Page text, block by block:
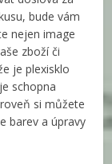
bude vám
nejen image
zboží či
je plexisklo
schopna
si můžete
barev a úpravy